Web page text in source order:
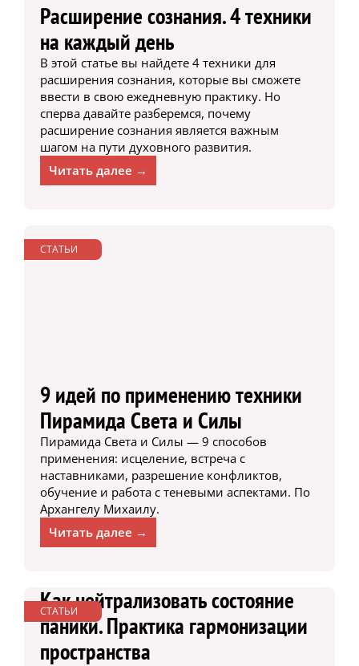
Расширение сознания. 4 техники
на каждый день
В этой статье вы найдете 4 техники для
расширения сознания, которые вы сможете
ввести в свою ежедневную практику. Но
сперва давайте разберемся, почему
расширение сознания является важным
шагом на пути духовного развития.
Читать далее →
СТАТЬИ
9 идей по применению техники
Пирамида Света и Силы
Пирамида Света и Силы — 9 способов
применения: исцеление, встреча с
наставниками, разрешение конфликтов,
обучение и работа с теневыми аспектами. По
Архангелу Михаилу.
Читать далее →
СТАТЬИ
Как нейтрализовать состояние
паники. Практика гармонизации
пространства